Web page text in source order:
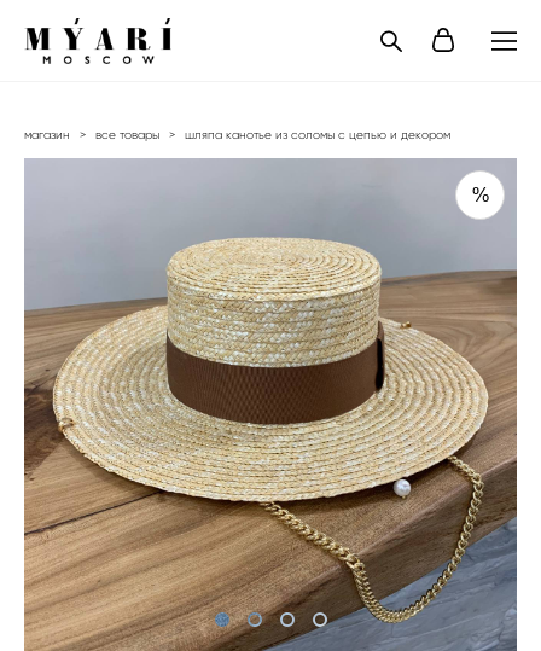
магазин > все товары > шляпа канотье из соломы с цепью и декором
%